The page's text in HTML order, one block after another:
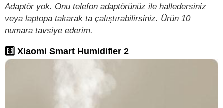
Adaptör yok. Onu telefon adaptörünüz ile halledersiniz
veya laptopa takarak ta çalıştırabilirsiniz. Ürün 10
numara tavsiye ederim.
8️⃣ Xiaomi Smart Humidifier 2